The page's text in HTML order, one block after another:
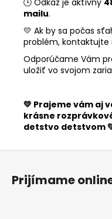
mailu.
💛 Ak by sa počas
problém, kontaktujte
Odporúčame Vám
uložiť vo svojom
💛 Prajeme vám aj
krásne
detstvo detstvom
Z
Prijímame